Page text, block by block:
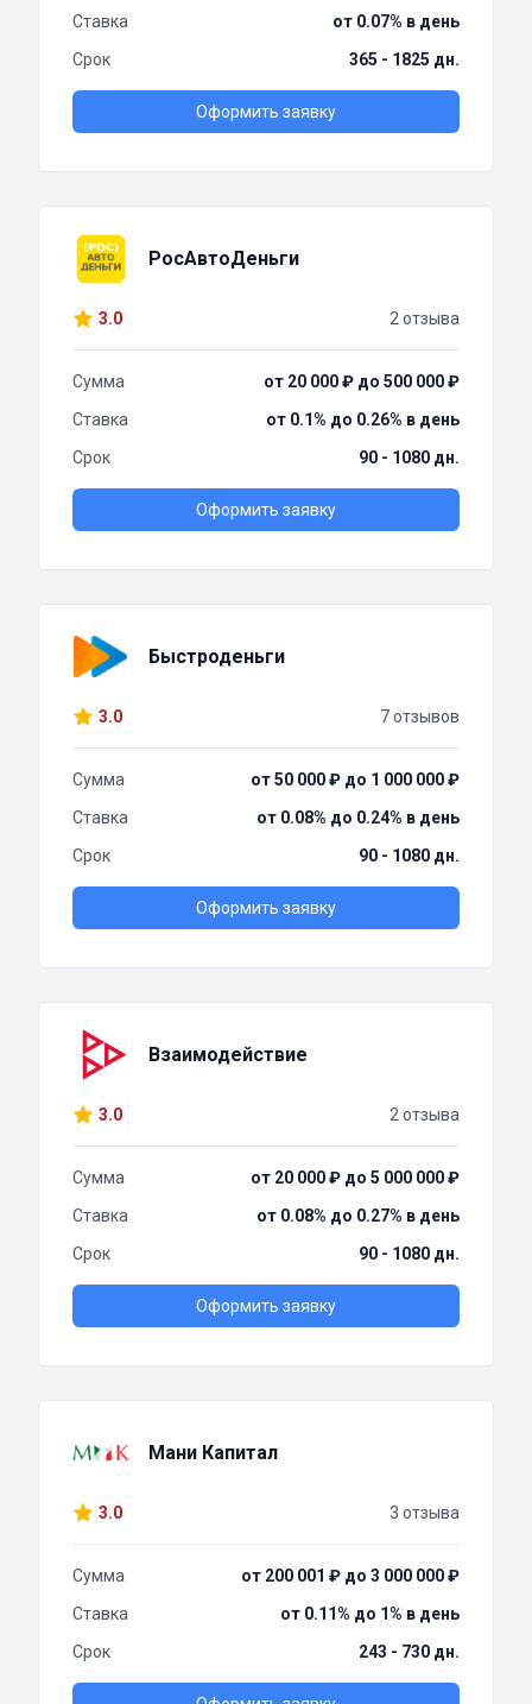
Ставка
от 0.07% в день
Срок
365 - 1825 дн.
Оформить заявку
РосАвтоДеньги
3.0 2 отзыва
Сумма
от 20 000 ₽ до 500 000 ₽
Ставка
от 0.1% до 0.26% в день
Срок
90 - 1080 дн.
Оформить заявку
Быстроденьги
3.0 7 отзывов
Сумма
от 50 000 ₽ до 1 000 000 ₽
Ставка
от 0.08% до 0.24% в день
Срок
90 - 1080 дн.
Оформить заявку
Взаимодействие
3.0 2 отзыва
Сумма
от 20 000 ₽ до 5 000 000 ₽
Ставка
от 0.08% до 0.27% в день
Срок
90 - 1080 дн.
Оформить заявку
Мани Капитал
3.0 3 отзыва
Сумма
от 200 001 ₽ до 3 000 000 ₽
Ставка
от 0.11% до 1% в день
Срок
243 - 730 дн.